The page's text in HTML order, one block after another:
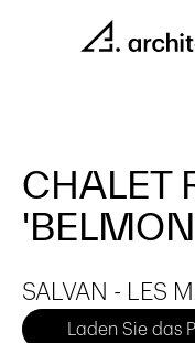
CHALET
SALVAN - LES
Laden Sie das